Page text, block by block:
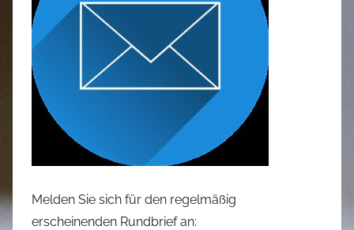
Melden Sie sich für den regelmäßig
erscheinenden Rundbrief an: